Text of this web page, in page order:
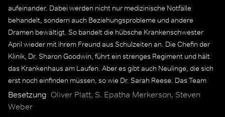
aufeinander. Dabei werden nicht nur medizinische Notfälle
behandelt, sondern auch Beziehungsprobleme und andere
Dramen bewältigt. So bandelt die hübsche Krankenschwester
April wieder mit ihrem Freund aus Schulzeiten an. Die Chefin der
Klinik, Dr. Sharon Goodwin, führt ein strenges Regiment und hält
das Krankenhaus am Laufen. Aber es gibt auch Neulinge, die sich
erst noch einfinden müssen, so wie Dr. Sarah Reese. Das Team
geht gemeinsam an Grenzen, um die Patienten zu behandeln.
Besetzung Oliver Platt, S. Epatha Merkerson, Steven
Weber